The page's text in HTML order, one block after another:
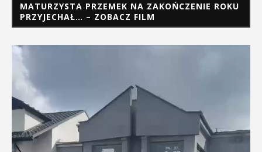
MATURZYSTA PRZEMEK NA ZAKOŃCZENIE ROKU
PRZYJECHAŁ… – ZOBACZ FILM
Odtwarzacz